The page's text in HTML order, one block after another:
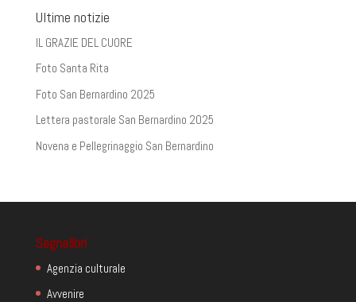
Ultime notizie
IL GRAZIE DEL CUORE
Foto Santa Rita
Foto San Bernardino 2025
Lettera pastorale San Bernardino 2025
Novena e Pellegrinaggio San Bernardino
Segnalibri
Agenzia culturale
Avvenire